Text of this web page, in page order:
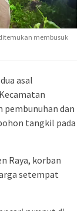
membusuk
asal
pembunuhan dan
tangkil pada
Raya, korban
setempat